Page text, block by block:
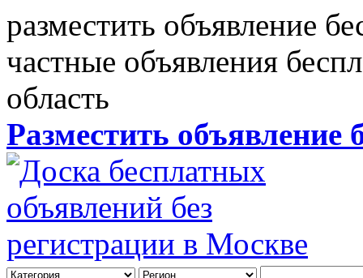
разместить объявление
частные объявления
область
Разместить объявление